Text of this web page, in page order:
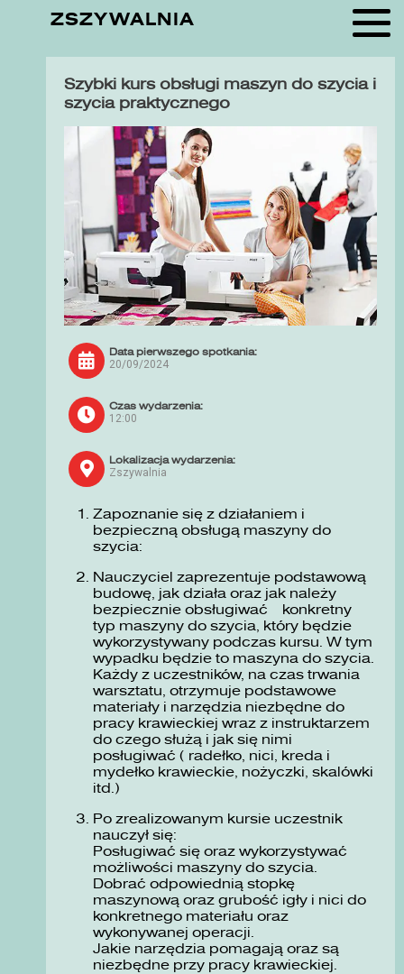
ZSZYWALNIA
Szybki kurs obsługi maszyn do szycia i
szycia praktycznego
Data pierwszego spotkania:
20/09/2024
Czas wydarzenia:
12:00
Lokalizacja wydarzenia:
Zszywalnia
Zapoznanie się z działaniem i
bezpieczną obsługą maszyny do
szycia:
Nauczyciel zaprezentuje podstawową
budowę, jak działa oraz jak należy
bezpiecznie obsługiwać konkretny
typ maszyny do szycia, który będzie
wykorzystywany podczas kursu. W tym
wypadku będzie to maszyna do szycia.
Każdy z uczestników, na czas trwania
warsztatu, otrzymuje podstawowe
materiały i narzędzia niezbędne do
pracy krawieckiej wraz z instruktarzem
do czego służą i jak się nimi
posługiwać ( radełko, nici, kreda i
mydełko krawieckie, nożyczki, skalówki
itd.)
Po zrealizowanym kursie uczestnik
nauczył się:
Posługiwać się oraz wykorzystywać
możliwości maszyny do szycia.
Dobrać odpowiednią stopkę
maszynową oraz grubość igły i nici do
konkretnego materiału oraz
wykonywanej operacji.
Jakie narzędzia pomagają oraz są
niezbędne przy pracy krawieckiej.